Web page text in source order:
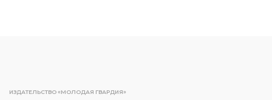
ИЗДАТЕЛЬСТВО «МОЛОДАЯ ГВАРДИЯ»